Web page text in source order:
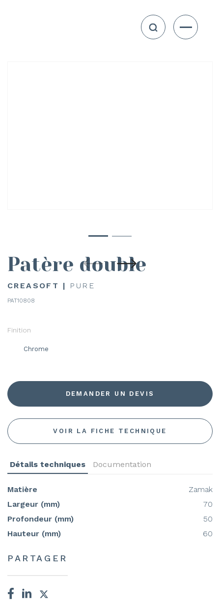
Patère double
CREASOFT | PURE
PAT10808
Finition
Chrome
DEMANDER UN DEVIS
VOIR LA FICHE TECHNIQUE
Détails techniques Documentation
Matière
Zamak
Largeur (mm)
70
Profondeur (mm)
50
Hauteur (mm)
60
PARTAGER